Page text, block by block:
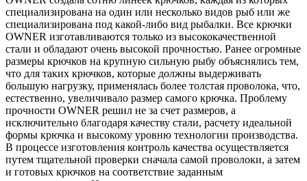
специализирована на один или несколько видов рыб или же
специализирована под какой-либо вид рыбалки. Все крючки
OWNER изготавливаются только из высококачественной
стали и обладают очень высокой прочностью. Ранее огромные
размеры крючков на крупную сильную рыбу объяснялись тем,
что для таких крючков, которые должны выдерживать
большую нагрузку, применялась более толстая проволока, что,
естественно, увеличивало размер самого крючка. Проблему
прочности OWNER решил не за счет размеров, а
исключительно благодаря качеству стали, расчету идеальной
формы крючка и высокому уровню технологии производства.
В процессе изготовления контроль качества осуществляется
путем тщательной проверки сначала самой проволоки, а затем
и готовых крючков на соответствие заданным